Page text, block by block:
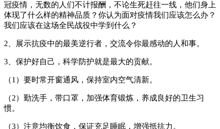
冠疫情，无数的人们不计报酬，不论生死赶往一线，他们身上
体现了什么样的精神品质？你认为面对疫情我们应该怎么办？
我们应该在这场全民战役中学到什么？
2、展示抗疫中的最美逆行者，交流令你最感动的人和事。
3、保护好自己，科学防护就是最大的贡献。
（1）要时常开窗通风，保持室内空气清新。
（2）勤洗手，带口罩，加强体育锻炼，养成良好的卫生习
惯。
（3）注意均衡饮食，保证充足睡眠，增强抵抗力。